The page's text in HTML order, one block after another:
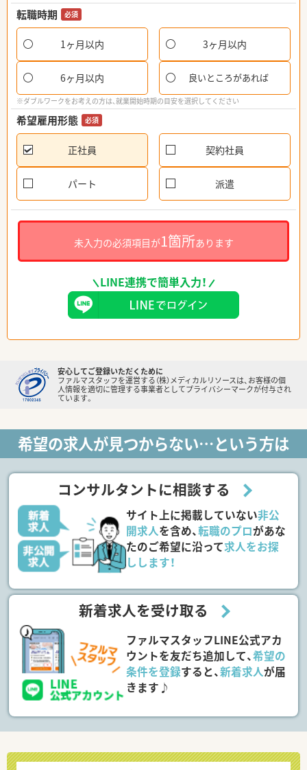
転職時期 必須
1ヶ月以内 3ヶ月以内
6ヶ月以内 良いところがあれば
※ダブルワークをお考えの方は、就業開始時期の目安を選択してください
希望雇用形態 必須
正社員 契約社員
パート 派遣
未入力の必須項目が1箇所あります
LINE連携で簡単入力！
安心してご登録いただくために
ファルマスタッフを運営する（株）メディカルリソースは、お客様の個
人情報を適切に管理する事業者としてプライバシーマークが付与され
ています。
希望の求人が見つからない…という方は
コンサルタントに相談する
サイト上に掲載していない非公
開求人を含め、転職のプロがあな
たのご希望に沿って求人をお探
しします！
新着求人を受け取る
ファルマスタッフLINE公式アカ
ウントを友だち追加して、希望の
条件を登録すると、新着求人が届
きます♪